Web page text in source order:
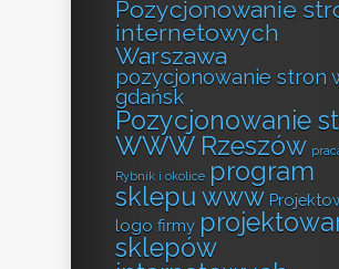
Pozycjonowanie
internetowych
Warszawa
pozycjonowanie stron
gdańsk
Pozycjonowanie
WWW Rzeszów
Rybnik i okolice program
sklepu www
logo firmy
sklepów